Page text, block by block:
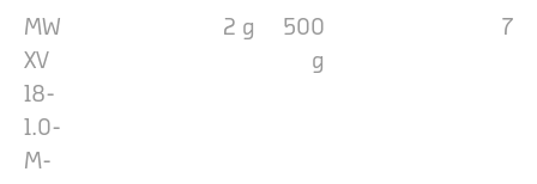
MW
XV
18-
1.0-
M-
2 g
500
g